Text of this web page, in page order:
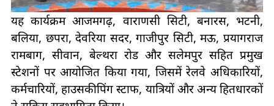
यह कार्यक्रम आजमगढ़, वाराणसी सिटी, बनारस, भटनी,
बलिया, छपरा, देवरिया सदर, गाजीपुर सिटी, मऊ, प्रयागराज
रामबाग, सीवान, बेल्थरा रोड और सलेमपुर सहित प्रमुख
स्टेशनों पर आयोजित किया गया, जिसमें रेलवे अधिकारियों,
कर्मचारियों, हाउसकीपिंग स्टाफ, यात्रियों और अन्य हितधारकों